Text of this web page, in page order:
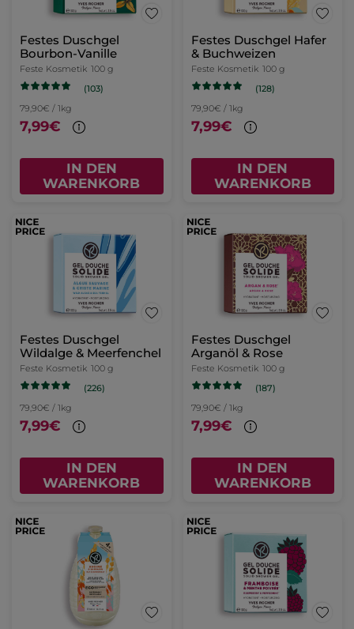
Festes Duschgel
Bourbon-Vanille
Feste Kosmetik 100 g
(103)
79,90€ / 1kg
7,99€
IN DEN
WARENKORB
Festes Duschgel Hafer
& Buchweizen
Feste Kosmetik 100 g
(128)
79,90€ / 1kg
7,99€
IN DEN
WARENKORB
Festes Duschgel
Wildalge & Meerfenchel
Feste Kosmetik 100 g
(226)
79,90€ / 1kg
7,99€
IN DEN
WARENKORB
Festes Duschgel
Arganöl & Rose
Feste Kosmetik 100 g
(187)
79,90€ / 1kg
7,99€
IN DEN
WARENKORB